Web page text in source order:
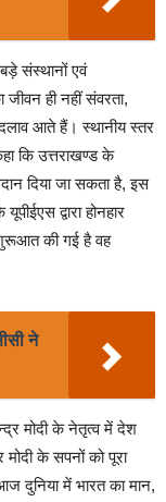
संस्थानों एवं
ही नहीं संवरता,
आते हैं। स्थानीय स्तर
कि उत्तराखण्ड के
दिया जा सकता है, इस
द्वारा होनहार
शुरूआत की गई है वह
ने
मोदी के नेतृत्व में देश
के सपनों को पूरा
दुनिया में भारत का मान,